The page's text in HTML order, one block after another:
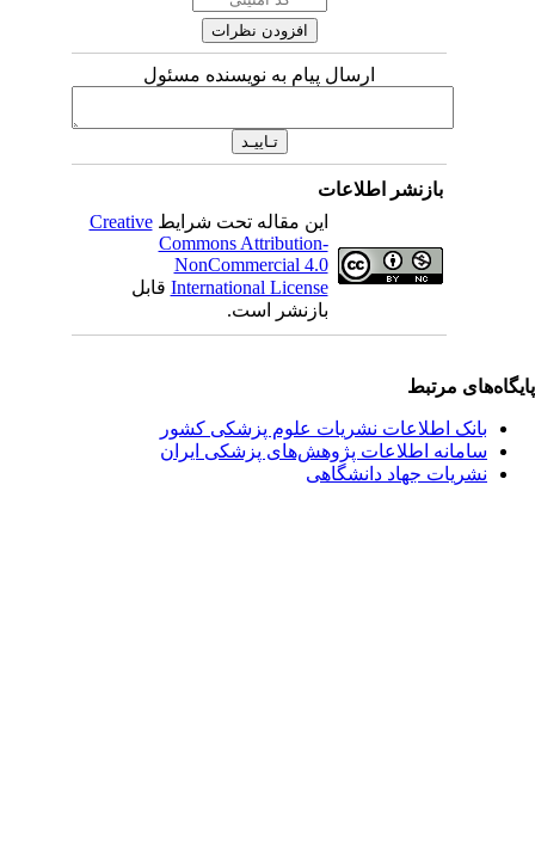
ارسال پیام به نویسنده مسئول
بازنشر اطلاعات
این مقاله تحت شرایطCreative
Commons Attribution-
NonCommercial 4.0
International Licenseقابل
بازنشر است.
مرتبط
بانک اطلاعات نشریات علوم پزشکی کشور
سامانه اطلاعات پژوهش‌های پزشکی ایران
نشریات جهاد دانشگاهی